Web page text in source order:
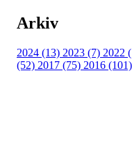
Arkiv
2024 (13) 2023 (7) 2022
(52) 2017 (75) 2016 (101)